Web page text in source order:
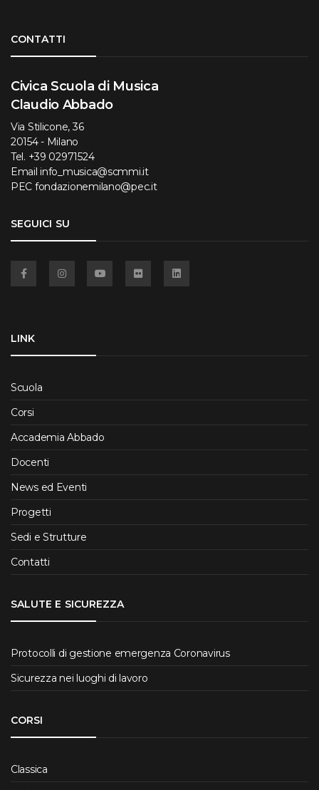
CONTATTI
Civica Scuola di Musica
Claudio Abbado
Via Stilicone, 36
20154 - Milano
Tel. +39 02971524
Email info_musica@scmmi.it
PEC fondazionemilano@pec.it
SEGUICI SU
LINK
Scuola
Corsi
Accademia Abbado
Docenti
News ed Eventi
Progetti
Sedi e Strutture
Contatti
SALUTE E SICUREZZA
Protocolli di gestione emergenza Coronavirus
Sicurezza nei luoghi di lavoro
CORSI
Classica